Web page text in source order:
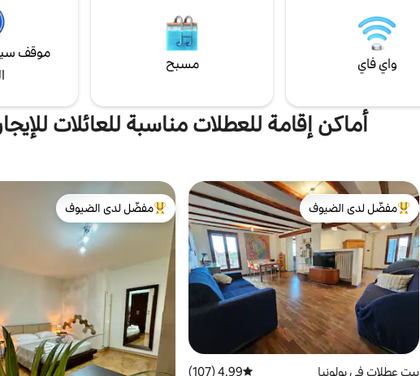
واي فاي مسبح
موقف
أماكن إقامة للعطلات مناسبة للعائلات
من أبرز البيوت المفضّلة لدى الضيوف
مفضّل لدى الضيوف
بيت عطلات في بولونيا متوسط التقييم 4.99 من 5، 107 مراجعات
4.99 (107)
من أبرز البيوت المفضّلة لدى الضيوف
مفضّل لدى الضيوف